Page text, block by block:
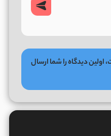
دیدگاه را شما ارسال